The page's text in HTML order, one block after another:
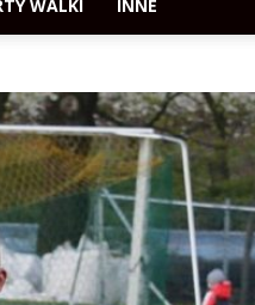
WALKI INNE